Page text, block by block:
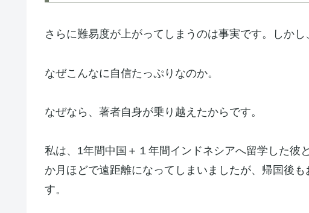
さらに難易度が上がってしまうのは事実です。しか
なぜこんなに自信たっぷりなのか。
なぜなら、著者自身が乗り越えたからです。
私は、1年間中国＋１年間インドネシアへ留学した彼
か月ほどで遠距離になってしまいましたが、帰国後
す。